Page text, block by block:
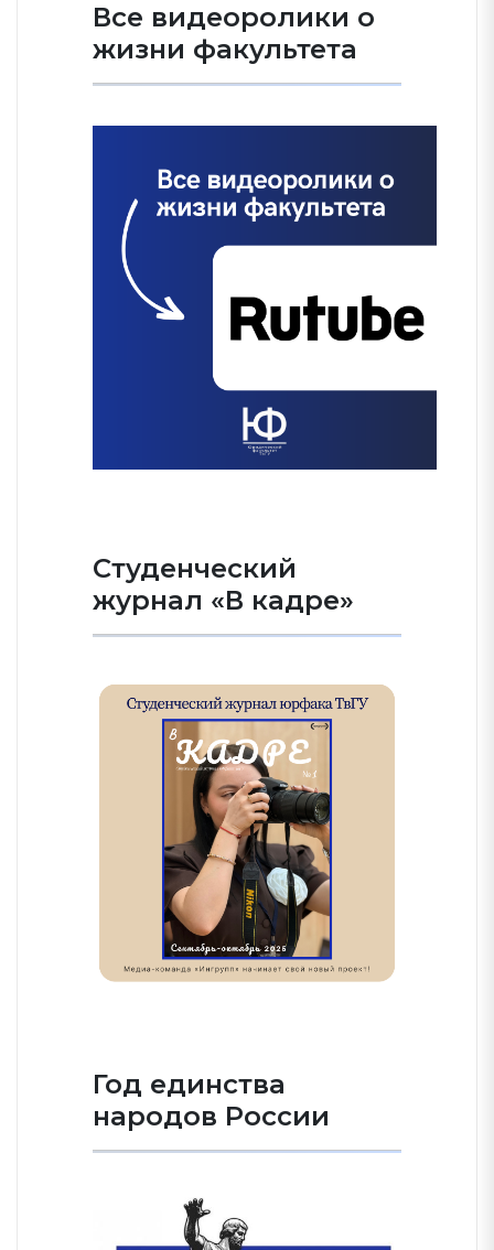
Все видеоролики о
жизни факультета
Студенческий
журнал «В кадре»
Год единства
народов России